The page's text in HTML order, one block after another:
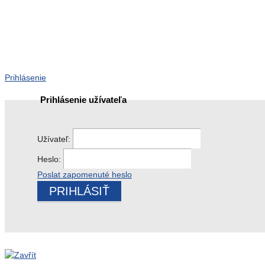
Prihlásenie
Prihlásenie užívateľa
Užívateľ:
Heslo:
Poslat zapomenuté heslo